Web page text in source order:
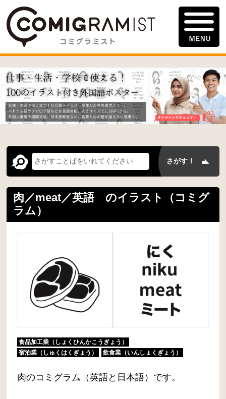
肉／meat／英語 のイラスト（コミグ
ラム）
食品加工業（しょくひんかこうぎょう）
宿泊業（しゅくはくぎょう）
飲食業（いんしょくぎょう）
肉のコミグラム（英語と日本語）です。